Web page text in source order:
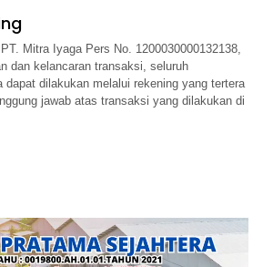
Mitra Iyaga Pers No. 1200030000132138,
dan kelancaran transaksi, seluruh
dapat dilakukan melalui rekening yang tertera
jawab atas transaksi yang dilakukan di